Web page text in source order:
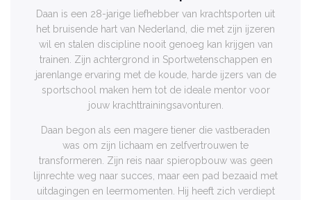
Daan is een 28-jarige liefhebber van krachtsporten uit
het bruisende hart van Nederland, die met zijn ijzeren
wil en stalen discipline nooit genoeg kan krijgen van
trainen. Zijn achtergrond in Sportwetenschappen en
jarenlange ervaring met de koude, harde ijzers van de
sportschool maken hem tot de ideale mentor voor
jouw krachttrainingsavonturen.
Daan begon als een magere tiener die vastberaden
was om zijn lichaam en zelfvertrouwen te
transformeren. Zijn reis naar spieropbouw was geen
lijnrechte weg naar succes, maar een pad bezaaid met
uitdagingen en leermomenten. Hij heeft zich verdiept